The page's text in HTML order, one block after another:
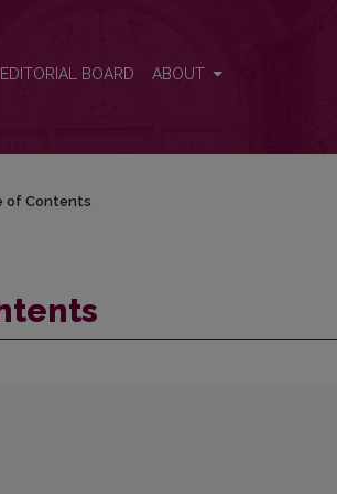
EDITORIAL BOARD ABOUT
of Contents